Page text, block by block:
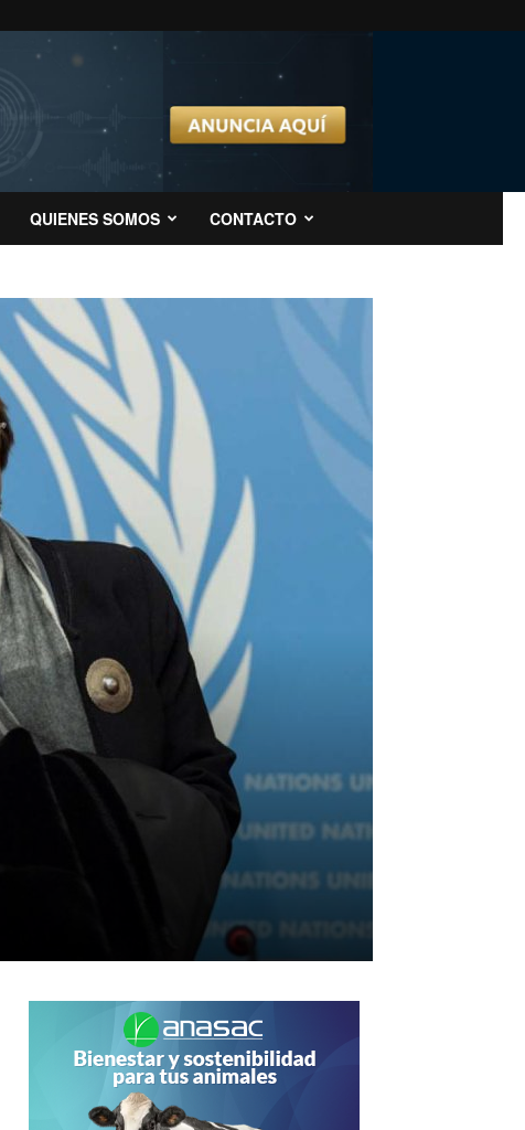
QUIENES SOMOS CONTACTO